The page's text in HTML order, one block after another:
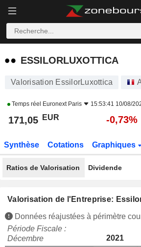
ESSILORLUXOTTICA
ESSILORLUXOTTICA
Valorisation EssilorLuxottica
Temps réel Euronext Paris 15:53:41 10/08/
171,05 EUR -0,73%
Synthèse Cotations Graphiques
Ratios de Valorisation Dividende
Valorisation de l'Entreprise:
Données réajustées à périmètre
Période Fiscale :
Décembre
2021